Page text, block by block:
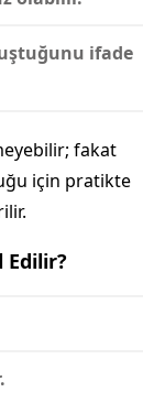
ifade
fakat
için pratikte
Edilir?